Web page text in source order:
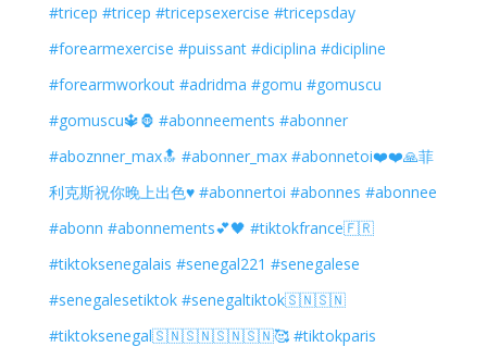
#tricep #tricep #tricepsexercise #tricepsday
#forearmexercise #puissant #diciplina #dicipline
#forearmworkout #adridma #gomu #gomuscu
#gomuscu🔱🦍 #abonneements #abonner
#aboznner_max🔝 #abonner_max #abonnetoi❤️❤️🙏菲
利克斯祝你晚上出色♥️ #abonnertoi #abonnes #abonnee
#abonn #abonnements💕🖤 #tiktokfrance🇫🇷
#tiktoksenegalais #senegal221 #senegalese
#senegalesetiktok #senegaltiktok🇸🇳🇸🇳
#tiktoksenegal🇸🇳🇸🇳🇸🇳🇸🇳🥰 #tiktokparis